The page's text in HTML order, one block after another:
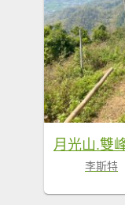
李斯特